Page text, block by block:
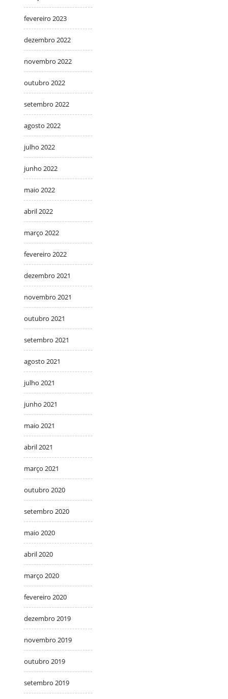
fevereiro 2023
dezembro 2022
novembro 2022
outubro 2022
setembro 2022
agosto 2022
julho 2022
junho 2022
maio 2022
abril 2022
março 2022
fevereiro 2022
dezembro 2021
novembro 2021
outubro 2021
setembro 2021
agosto 2021
julho 2021
junho 2021
maio 2021
abril 2021
março 2021
outubro 2020
setembro 2020
maio 2020
abril 2020
março 2020
fevereiro 2020
dezembro 2019
novembro 2019
outubro 2019
setembro 2019